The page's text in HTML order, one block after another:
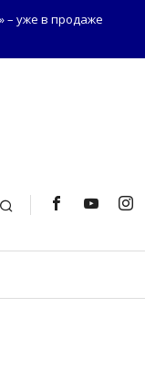
– уже в продаже
Поиск